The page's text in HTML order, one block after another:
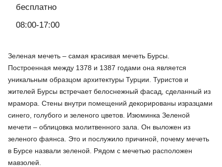
бесплатно
08:00-17:00
Зеленая мечеть – самая красивая мечеть Бурсы.
Построенная между 1378 и 1387 годами она является
уникальным образцом архитектуры Турции. Туристов и
жителей Бурсы встречает белоснежный фасад, сделанный из
мрамора. Стены внутри помещений декорированы изразцами
синего, голубого и зеленого цветов. Изюминка Зеленой
мечети – облицовка молитвенного зала. Он выложен из
зеленого фаянса. Это и послужило причиной, почему мечеть
в Бурсе назвали зеленой. Рядом с мечетью расположен
мавзолей.